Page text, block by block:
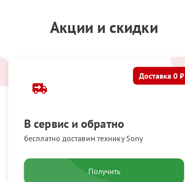
Акции и скидки
В сервис и обратно
бесплатно доставим технику Sony
Доставка 0 ₽
Получить